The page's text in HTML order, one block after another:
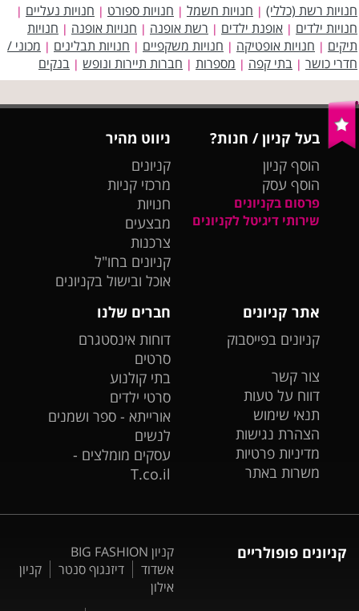
חנויות רשת (כללי) | חנויות חשמל | חנויות ספורט | חנויות נעליים |
חנויות ילדים | אופנת ילדים | רשת אופנה | חנויות אופנה | חנויות
תיקים | חנויות אופטיקה | חנויות משקפיים | חנויות תבלינים | מכוני /
חדרי כושר | בתי קפה | מספרות | חברות תיירות ונופש | בנקים
בעל קניון / חנות?
הוסף קניון
הוסף עסק
פרסום בקניונים
שירותי דיגיטל לקניונים
ניווט מהיר
קניונים
מרכזי קניות
חנויות
מבצעים
צרכנות
קניונים בחו"ל
אוכל ובישול בקניונים
אתר קניונים
קניונים בפייסבוק
צור קשר
דווח על טעות
תנאי שימוש
הצהרת נגישות
מדיניות פרטיות
משרות באתר
חברים שלנו
דוחות אינסטגרם
סרטים
בתי קולנוע
סרטי ילדים
אורייתא - ספר ושמנים
לנשים
עסקים מומלצים -
T.co.il
קניונים פופולריים
קניון BIG FASHION
אשדוד
דיזנגוף סנטר
קניון
אילון